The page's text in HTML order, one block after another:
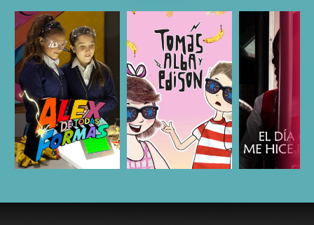
ESCUCHAR ESCUCHAR